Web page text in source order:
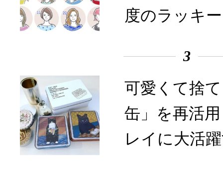
度のラッキ
3
可愛くて捨
缶」を再活
レイに大活